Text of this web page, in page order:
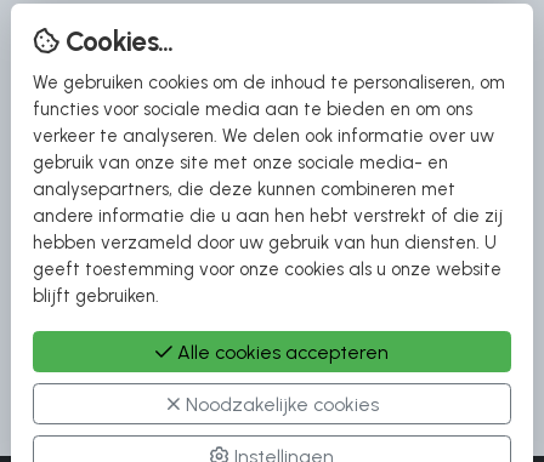
Instagram
YouTube
Snel naar
DD Campers
Adria Campers
Carthago Campers
Etrusco Campers
Malibu Campers
Cookies...
We gebruiken cookies om de inhoud te personaliseren, om
functies voor sociale media aan te bieden en om ons
verkeer te analyseren. We delen ook informatie over uw
gebruik van onze site met onze sociale media- en
analysepartners, die deze kunnen combineren met
andere informatie die u aan hen hebt verstrekt of die zij
hebben verzameld door uw gebruik van hun diensten. U
geeft toestemming voor onze cookies als u onze website
blijft gebruiken.
Alle cookies accepteren
Noodzakelijke cookies
Instellingen